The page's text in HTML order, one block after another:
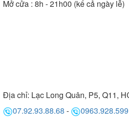
Mở cửa : 8h - 21h00 (kể cả ngày lễ)
Địa chỉ: Lạc Long Quân, P5, Q11,
07.92.93.88.68 -
0963.928.599